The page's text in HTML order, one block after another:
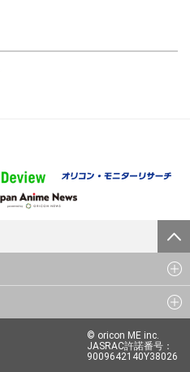
© oricon ME inc.
JASRAC許諾番号：
9009642140Y38026